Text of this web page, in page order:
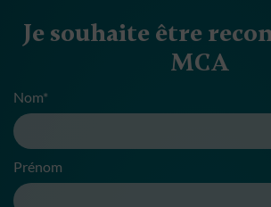
Je souhaite être
MCA
Nom*
Prénom